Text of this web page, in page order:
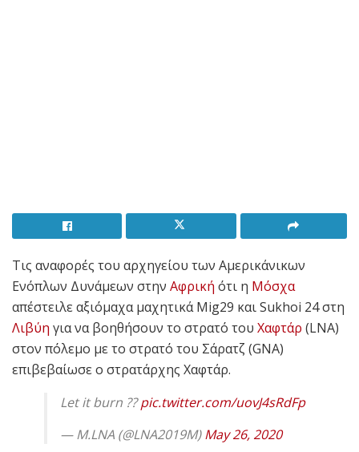
Τις αναφορές του αρχηγείου των Αμερικάνικων
Ενόπλων Δυνάμεων στην Αφρική ότι η Μόσχα
απέστειλε αξιόμαχα μαχητικά Mig29 και Sukhoi 24 στη
Λιβύη για να βοηθήσουν το στρατό του Χαφτάρ (LNA)
στον πόλεμο με το στρατό του Σάρατζ (GNA)
επιβεβαίωσε ο στρατάρχης Χαφτάρ.
Let it burn ??pic.twitter.com/uovJ4sRdFp
— M.LNA (@LNA2019M)May 26, 2020